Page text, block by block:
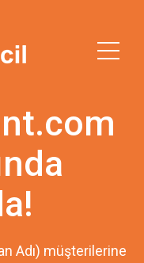
Adı) müşterilerine